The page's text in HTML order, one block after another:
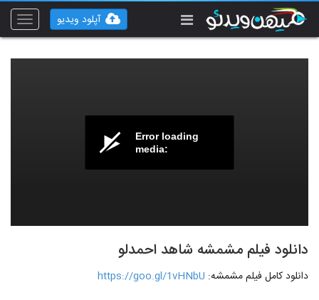
Toggle
آپلود ویدیو
Error loading
media:
دانلود فیلم مشمشه شاهد احمدلو
دانلود کامل فیلم مشمشه: https://goo.gl/1vHNbU